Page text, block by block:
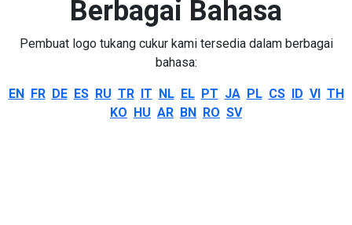
Berbagai Bahasa
Pembuat logo tukang cukur kami tersedia dalam berbagai
bahasa:
EN FR DE ES RU TR IT NL EL PT JA PL CS ID VI TH
KO HU AR BN RO SV